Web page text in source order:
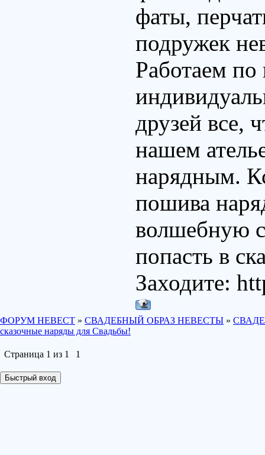
фаты,
подружек
Работаем по
друзей все,
нашем
нарядным.
пошива
волшебную
попасть в
Заходите:
ФОРУМ НЕВЕСТ » СВАДЕБНЫЙ ОБРАЗ НЕВЕСТЫ »
сказочные наряды для Свадьбы!
Страница 1 из 1 1